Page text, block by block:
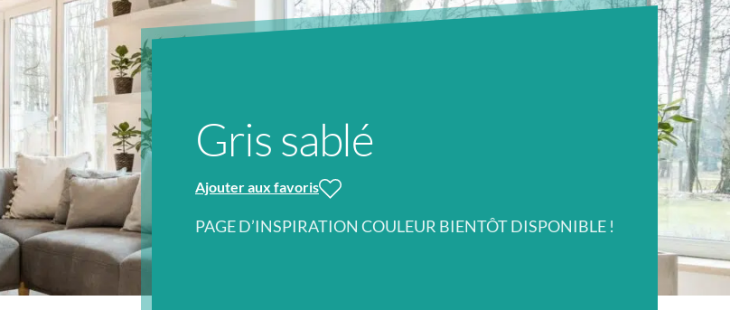
Gris sablé
Ajouter aux favoris
PAGE D’INSPIRATION COULEUR BIENTÔT DISPONIBLE !